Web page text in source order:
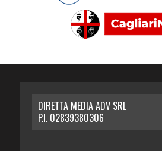
DIRETTA MEDIA ADV SRL
P.I. 02839380306